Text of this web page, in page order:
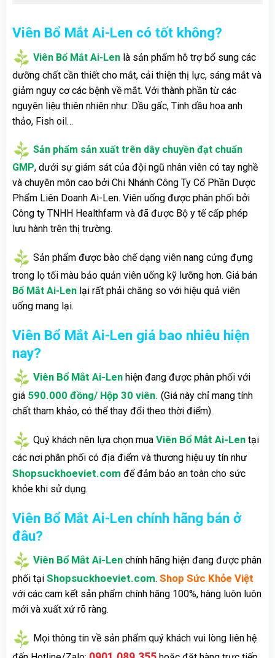
Viên Bổ Mắt Ai-Len có tốt không?
Viên Bổ Mắt Ai-Lenlà sản phẩm hỗ trợ bổ sung các
dưỡng chất cần thiết cho mắt, cải thiện thị lực, sáng mắt và
giảm nguy cơ các bệnh về mắt. Với thành phần từ các
nguyên liệu thiên nhiên như: Dầu gấc, Tinh dầu hoa anh
thảo, Fish oil…
Sản phẩm sản xuất trên dây chuyền đạt chuẩn
GMP, dưới sự giám sát của đội ngũ nhân viên có tay nghề
và chuyên môn cao bởi Chi Nhánh Công Ty Cổ Phần Dược
Phẩm Liên Doanh Ai-Len. Viên uống được phân phối bởi
Công ty TNHH Healthfarm và đã được Bộ y tế cấp phép
lưu hành trên thị trường.
Sản phẩm được bào chế dạng viên nang cứng đựng
trong lọ tối màu bảo quản viên uống kỹ lưỡng hơn. Giá bán
Bổ Mắt Ai-Lenlại rất phải chăng so với hiệu quả viên
uống mang lại.
Viên Bổ Mắt Ai-Len giá bao nhiêu hiện
nay?
Viên Bổ Mắt Ai-Lenhiện đang được phân phối với
giá 590.000 đồng/ Hộp 30 viên. (Giá này chỉ mang tính
chất tham khảo, có thể thay đổi theo thời điểm).
Quý khách nên lựa chọn mua Viên Bổ Mắt Ai-Lentại
các nơi phân phối có địa điểm và thương hiệu uy tín như
Shopsuckhoeviet.com để đảm bảo an toàn cho sức
khỏe khi sử dụng.
Viên Bổ Mắt Ai-Len chính hãng bán ở
đâu?
Viên Bổ Mắt Ai-Len chính hãng hiện đang được phân
phối tại Shopsuckhoeviet.com. Shop Sức Khỏe Việt
với các cam kết sản phẩm chính hãng 100%, hàng luôn luôn
mới và xuất xứ rõ ràng.
Mọi thông tin về sản phẩm quý khách vui lòng liên hệ